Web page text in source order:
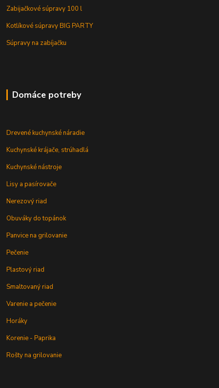
Zabijačkové súpravy 100 l
Kotlíkové súpravy BIG PARTY
Súpravy na zabíjačku
Domáce potreby
Drevené kuchynské náradie
Kuchynské krájače, strúhadlá
Kuchynské nástroje
Lisy a pasírovače
Nerezový riad
Obuváky do topánok
Panvice na grilovanie
Pečenie
Plastový riad
Smaltovaný riad
Varenie a pečenie
Horáky
Korenie - Paprika
Rošty na grilovanie